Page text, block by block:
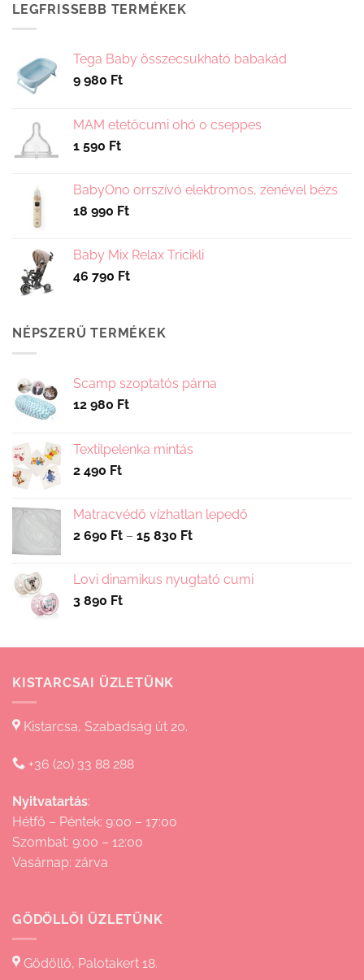
variációja
változatok
a
választhatók
változatok
LEGFRISSEBB TERMÉKEK
Tega Baby összecsukható babakád
9 980 Ft
MAM etetőcumi 0hó 0 cseppes
1 590 Ft
BabyOno orrszívó elektromos, zenével bézs
18 990 Ft
Baby Mix Relax Tricikli
46 790 Ft
NÉPSZERŰ TERMÉKEK
Scamp szoptatós párna
12 980 Ft
Textilpelenka mintás
2 490 Ft
Matracvédő vízhatlan lepedő
2 690 Ft – 15 830 FtÁrtartomány:
-
Lovi dinamikus nyugtató cumi
3 890 Ft
KISTARCSAI ÜZLETÜNK
Kistarcsa, Szabadság út 20.
+36 (20) 33 88 288
Nyitvatartás:
Hétfő – Péntek: 9:00 – 17:00
Szombat: 9:00 – 12:00
Vasárnap: zárva
GÖDÖLLŐI ÜZLETÜNK
Gödöllő, Palotakert 18.